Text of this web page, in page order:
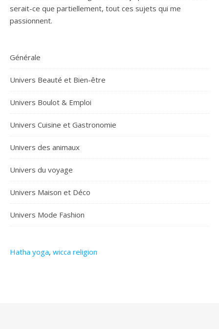
serait-ce que partiellement, tout ces sujets qui me
passionnent.
Générale
Univers Beauté et Bien-être
Univers Boulot & Emploi
Univers Cuisine et Gastronomie
Univers des animaux
Univers du voyage
Univers Maison et Déco
Univers Mode Fashion
Hatha yoga, wicca religion